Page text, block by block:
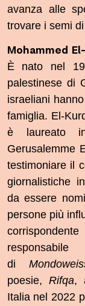
avanza alle
trovare i semi
Mohammed
È nato nel
palestinese di
israeliani
famiglia. El-
è laureato
Gerusalemme
testimoniare il
giornalistiche
da essere
persone più
di
poesie, Rifqa,
Italia nel 2022